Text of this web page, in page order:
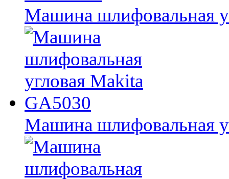
Машина шлифовальная
Машина шлифовальная